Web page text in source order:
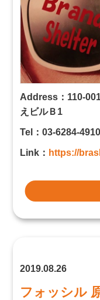
Address：110-
えビルＢ1
Tel：03-6284-4910
Link： https://
2019.08.26
フォッシル